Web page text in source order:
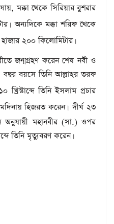
মক্কা থেকে সিরিয়ার বুশরার
। অন্যদিকে মক্কা শরিফ থেকে
২০০ কিলোমিটার।
জন্মগ্রহণ করেন শেষ নবী ও
বয়সে তিনি আল্লাহর তরফ
খ্রিস্টাব্দে তিনি ইসলাম প্রচার
মদিনায় হিজরত করেন। দীর্ঘ ২৩
মহানবীর (সা.) ওপর
তিনি মৃত্যুবরণ করেন।